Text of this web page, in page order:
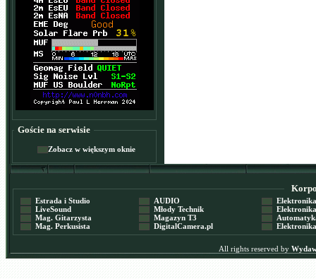
Goście na serwisie
Zobacz w większym oknie
Estrada i Studio
LiveSound
Mag. Gitarzysta
Mag. Perkusista
AUDIO
Młody Technik
Magazyn T3
DigitalCamera.pl
Elektronika
Elektronika
Automatyka
Elektronika
All rights reserved by